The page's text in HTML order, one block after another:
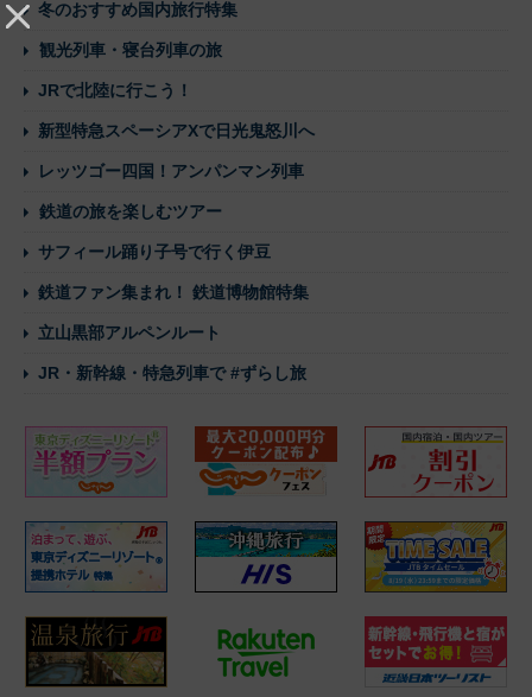
冬のおすすめ国内旅行特集
観光列車・寝台列車の旅
JRで北陸に行こう！
新型特急スペーシアXで日光鬼怒川へ
レッツゴー四国！アンパンマン列車
鉄道の旅を楽しむツアー
サフィール踊り子号で行く伊豆
鉄道ファン集まれ！ 鉄道博物館特集
立山黒部アルペンルート
JR・新幹線・特急列車で #ずらし旅